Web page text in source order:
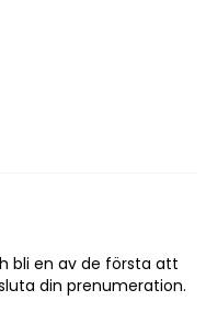
bli en av de första att
din prenumeration.